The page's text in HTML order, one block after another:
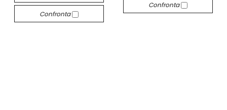
Confronta
Confronta